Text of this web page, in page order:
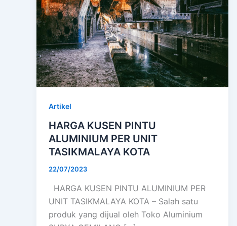
Artikel
HARGA KUSEN PINTU
ALUMINIUM PER UNIT
TASIKMALAYA KOTA
22/07/2023
HARGA KUSEN PINTU ALUMINIUM PER
UNIT TASIKMALAYA KOTA – Salah satu
produk yang dijual oleh Toko Aluminium